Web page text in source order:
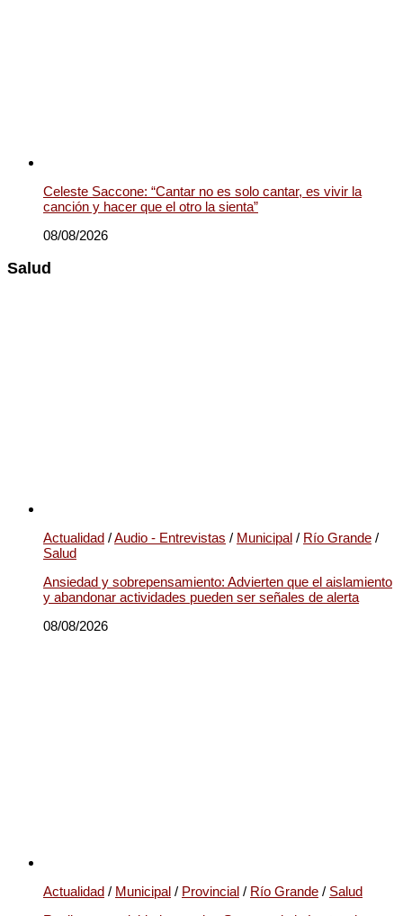
Celeste Saccone: “Cantar no es solo cantar, es vivir la
canción y hacer que el otro la sienta”
08/08/2026
Salud
Actualidad /Audio - Entrevistas / Municipal / Río Grande /
Salud
Ansiedad y sobrepensamiento: Advierten que el aislamiento
y abandonar actividades pueden ser señales de alerta
08/08/2026
Actualidad / Municipal / Provincial / Río Grande / Salud